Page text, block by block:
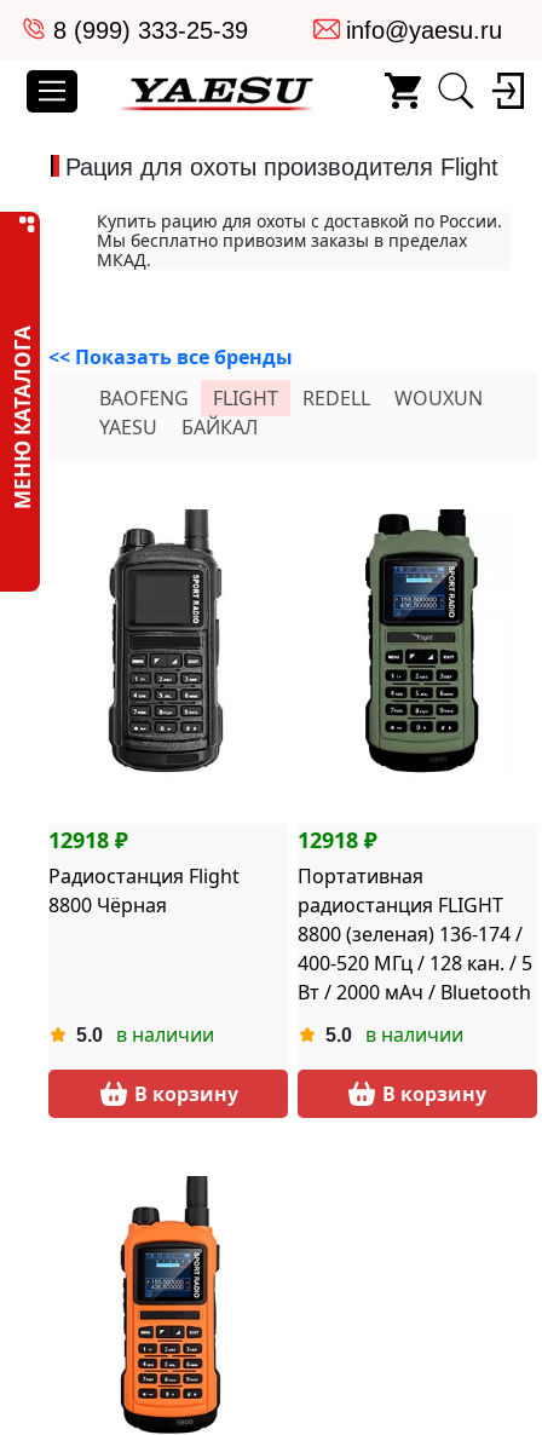
8 (999) 333-25-39 info@yaesu.ru
Рация для охоты производителя Flight
МЕНЮ КАТАЛОГА
Купить рацию для охоты с доставкой по России.
Мы бесплатно привозим заказы в пределах
МКАД.
<< Показать все бренды
BAOFENG
FLIGHT REDELL
WOUXUN
YAESU
БАЙКАЛ
12918 ₽
Радиостанция Flight
8800 Чёрная
5.0 в наличии
В корзину
12918 ₽
Портативная
радиостанция FLIGHT
8800 (зеленая) 136-174 /
400-520 МГц / 128 кан. / 5
Вт / 2000 мАч / Bluetooth
5.0 в наличии
В корзину